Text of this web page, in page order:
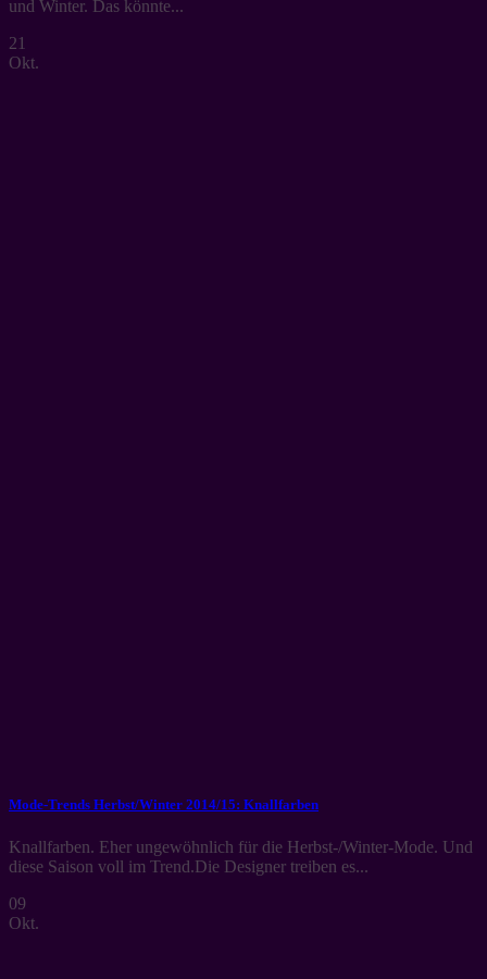
und Winter. Das könnte...
21
Okt.
Mode-Trends Herbst/Winter 2014/15: Knallfarben
Knallfarben. Eher ungewöhnlich für die Herbst-/Winter-Mode. Und
diese Saison voll im Trend.Die Designer treiben es...
09
Okt.